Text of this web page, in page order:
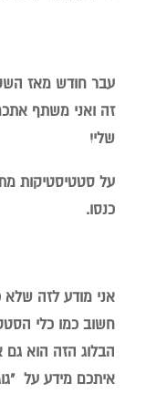
עבר חודש מאז
זה ואני משתף
שלי!
על סטטיסטיקות
כנסו.
אני מודע לזה
חשוב כמו כלי
הבלוג הזה הוא גם
איתכם מידע על